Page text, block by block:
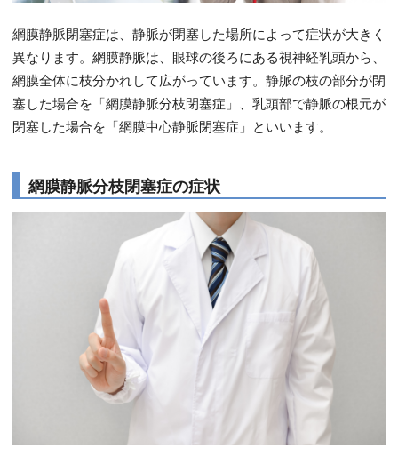
網膜静脈閉塞症は、静脈が閉塞した場所によって症状が大きく
異なります。網膜静脈は、眼球の後ろにある視神経乳頭から、
網膜全体に枝分かれして広がっています。静脈の枝の部分が閉
塞した場合を「網膜静脈分枝閉塞症」、乳頭部で静脈の根元が
閉塞した場合を「網膜中心静脈閉塞症」といいます。
網膜静脈分枝閉塞症の症状